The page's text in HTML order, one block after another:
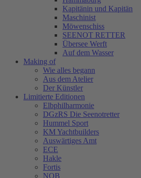
Kapitänin und Kapitän
Maschinist
Möwenschiss
SEENOT RETTER
Übersee Werft
Auf dem Wasser
Making of
Wie alles begann
Aus dem Atelier
Der Künstler
Limitierte Editionen
Elbphilharmonie
DGzRS Die Seenotretter
Hummel Sport
KM Yachtbuilders
Auswärtiges Amt
ECE
Hakle
Fortis
NOB